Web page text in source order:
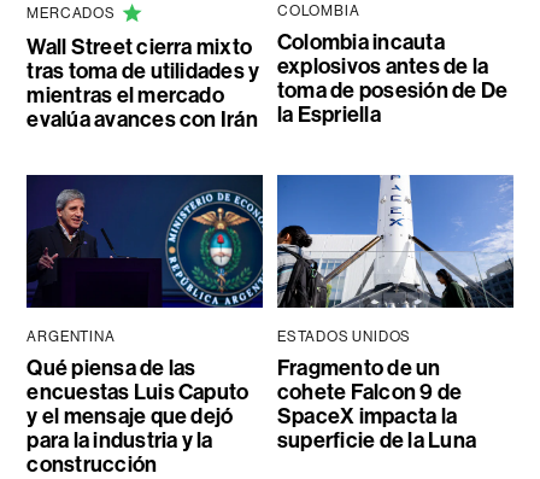
MERCADOS
Wall Street cierra mixto
tras toma de utilidades y
mientras el mercado
evalúa avances con Irán
COLOMBIA
Colombia incauta
explosivos antes de la
toma de posesión de De
la Espriella
ARGENTINA
Qué piensa de las
encuestas Luis Caputo
y el mensaje que dejó
para la industria y la
construcción
ESTADOS UNIDOS
Fragmento de un
cohete Falcon 9 de
SpaceX impacta la
superficie de la Luna